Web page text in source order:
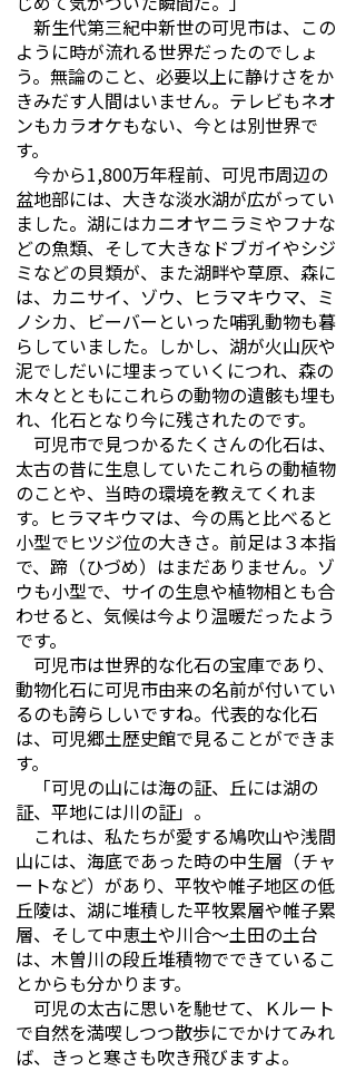
新生代第三紀中新世の可児市は、この
ように時が流れる世界だったのでしょ
う。無論のこと、必要以上に静けさをか
きみだす人間はいません。テレビもネオ
ンもカラオケもない、今とは別世界で
す。
今から1,800万年程前、可児市周辺の
盆地部には、大きな淡水湖が広がってい
ました。湖にはカニオヤニラミやフナな
どの魚類、そして大きなドブガイやシジ
ミなどの貝類が、また湖畔や草原、森に
は、カニサイ、ゾウ、ヒラマキウマ、ミ
ノシカ、ビーバーといった哺乳動物も暮
らしていました。しかし、湖が火山灰や
泥でしだいに埋まっていくにつれ、森の
木々とともにこれらの動物の遺骸も埋も
れ、化石となり今に残されたのです。
可児市で見つかるたくさんの化石は、
太古の昔に生息していたこれらの動植物
のことや、当時の環境を教えてくれま
す。ヒラマキウマは、今の馬と比べると
小型でヒツジ位の大きさ。前足は３本指
で、蹄（ひづめ）はまだありません。ゾ
ウも小型で、サイの生息や植物相とも合
わせると、気候は今より温暖だったよう
です。
可児市は世界的な化石の宝庫であり、
動物化石に可児市由来の名前が付いてい
るのも誇らしいですね。代表的な化石
は、可児郷土歴史館で見ることができま
す。
「可児の山には海の証、丘には湖の
証、平地には川の証」。
これは、私たちが愛する鳩吹山や浅間
山には、海底であった時の中生層（チャ
ートなど）があり、平牧や帷子地区の低
丘陵は、湖に堆積した平牧累層や帷子累
層、そして中恵土や川合～土田の土台
は、木曽川の段丘堆積物でできているこ
とからも分かります。
可児の太古に思いを馳せて、Ｋルート
で自然を満喫しつつ散歩にでかけてみれ
ば、きっと寒さも吹き飛びますよ。